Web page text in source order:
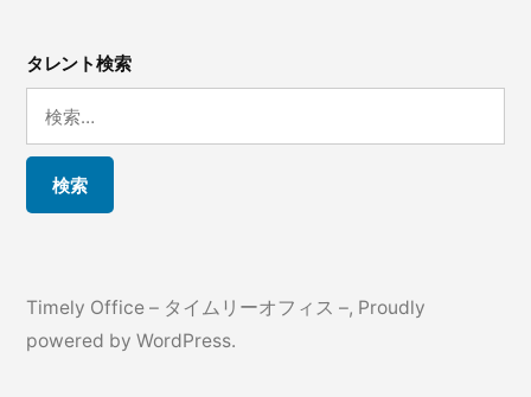
タレント検索
検
索:
Timely Office – タイムリーオフィス –, Proudly
powered by WordPress.